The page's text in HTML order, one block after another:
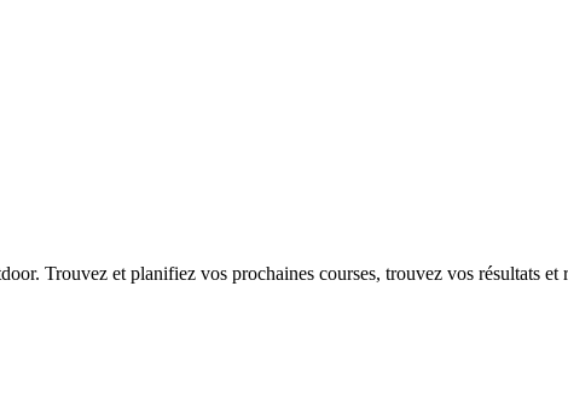
Trouvez et planifiez vos prochaines courses, trouvez vos résultats